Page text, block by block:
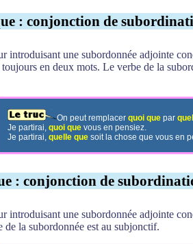
: conjonction de
introduisant une subordonnée adjointe
toujours en deux mots. Le verbe de la
On peut remplacer quoi quepar
Je partirai, quoi quevous en pensiez.
Je partirai, quelle quesoit la chose que vous en
: conjonction de
introduisant une subordonnée adjointe
de la subordonnée est au subjonctif.